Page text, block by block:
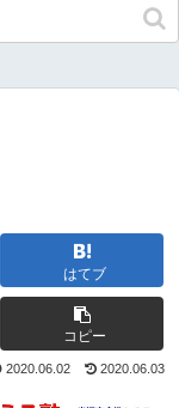
はてブ
コピー
2020.06.02 2020.06.03